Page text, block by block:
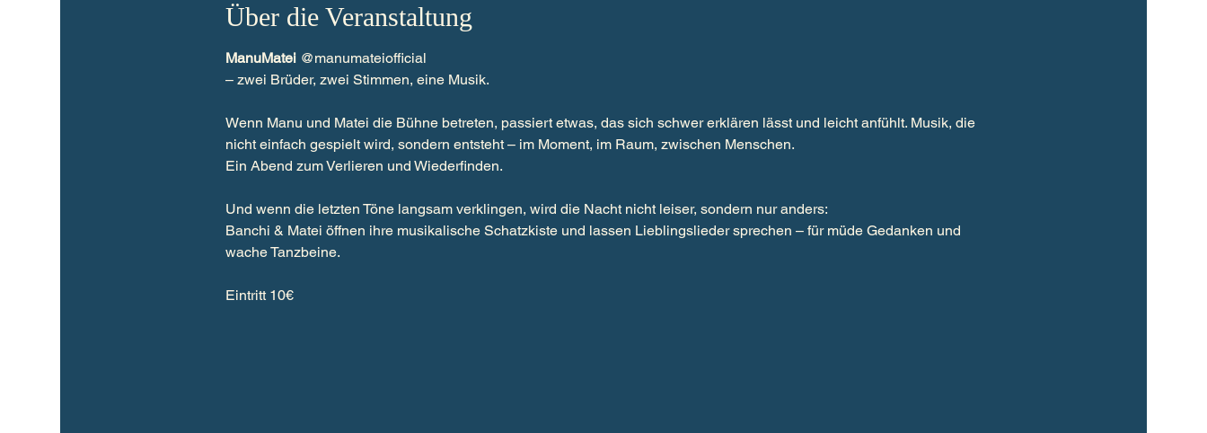
Über die Veranstaltung
ManuMatei @manumateiofficial
– zwei Brüder, zwei Stimmen, eine Musik.
Wenn Manu und Matei die Bühne betreten, passiert etwas, das sich schwer erklären lässt und leicht anfühlt. Musik, die
nicht einfach gespielt wird, sondern entsteht – im Moment, im Raum, zwischen Menschen.
Ein Abend zum Verlieren und Wiederfinden.
Und wenn die letzten Töne langsam verklingen, wird die Nacht nicht leiser, sondern nur anders:
Banchi & Matei öffnen ihre musikalische Schatzkiste und lassen Lieblingslieder sprechen – für müde Gedanken und
wache Tanzbeine.
Eintritt 10€